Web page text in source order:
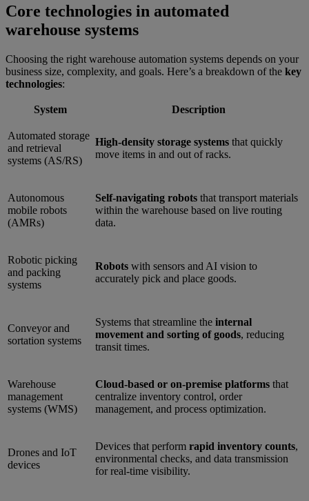
Core technologies in automated
warehouse systems
Choosing the right warehouse automation systems depends on your
business size, complexity, and goals. Here’s a breakdown of the key
technologies:
System Description
Automated storage
and retrieval
systems (AS/RS)
High-density storage systems that quickly
move items in and out of racks.
Autonomous
mobile robots
(AMRs)
Self-navigating robots that transport materials
within the warehouse based on live routing
data.
Robotic picking
and packing
systems
Robots with sensors and AI vision to
accurately pick and place goods.
Conveyor and
sortation systems
Systems that streamline the internal
movement and sorting of goods, reducing
transit times.
Warehouse
management
systems (WMS)
Cloud-based or on-premise platforms that
centralize inventory control, order
management, and process optimization.
Drones and IoT
devices
Devices that perform rapid inventory counts,
environmental checks, and data transmission
for real-time visibility.